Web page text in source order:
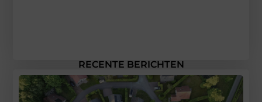
RECENTE BERICHTEN